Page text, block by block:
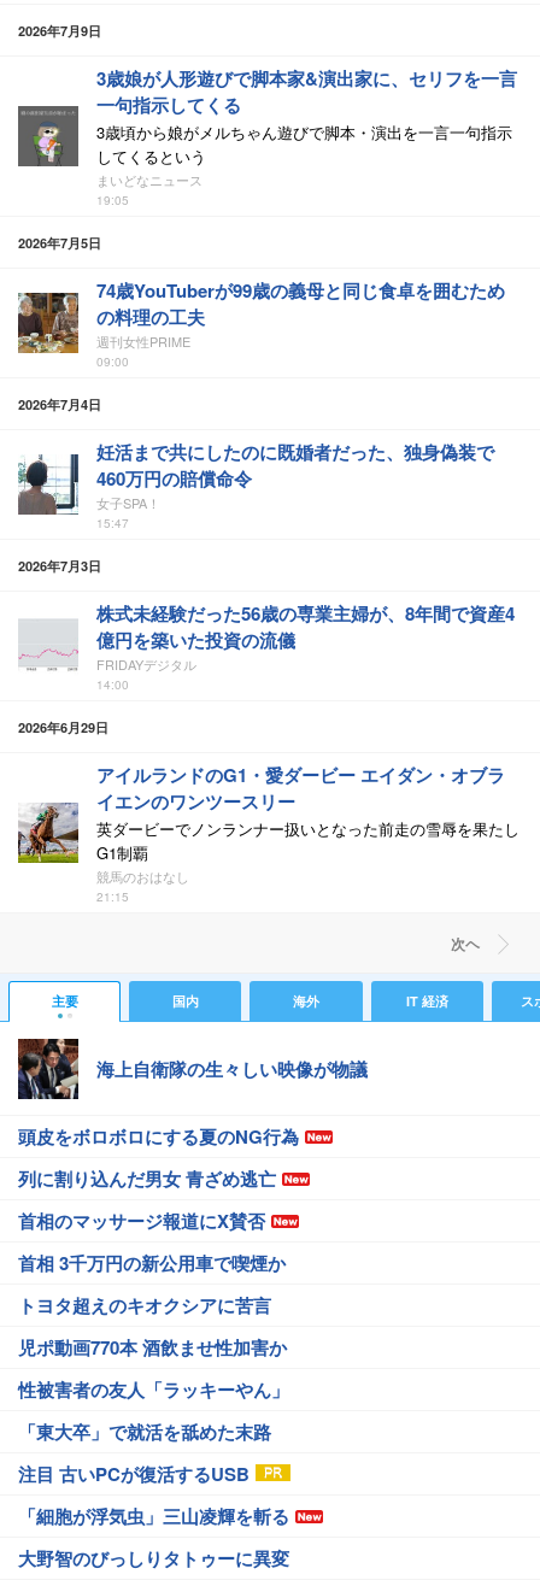
2026年7月9日
3歳娘が人形遊びで脚本家&演出家に、セリフを一言
一句指示してくる
3歳頃から娘がメルちゃん遊びで脚本・演出を一言一句指示
してくるという
まいどなニュース
19:05
2026年7月5日
74歳YouTuberが99歳の義母と同じ食卓を囲むため
の料理の工夫
週刊女性PRIME
09:00
2026年7月4日
妊活まで共にしたのに既婚者だった、独身偽装で
460万円の賠償命令
女子SPA！
15:47
2026年7月3日
株式未経験だった56歳の専業主婦が、8年間で資産4
億円を築いた投資の流儀
FRIDAYデジタル
14:00
2026年6月29日
アイルランドのG1・愛ダービー エイダン・オブラ
イエンのワンツースリー
英ダービーでノンランナー扱いとなった前走の雪辱を果たし
G1制覇
競馬のおはなし
21:15
次ヘ
主要 国内 海外 IT 経済 ス
海上自衛隊の生々しい映像が物議
頭皮をボロボロにする夏のNG行為
列に割り込んだ男女 青ざめ逃亡
首相のマッサージ報道にX賛否
首相 3千万円の新公用車で喫煙か
トヨタ超えのキオクシアに苦言
児ポ動画770本 酒飲ませ性加害か
性被害者の友人「ラッキーやん」
「東大卒」で就活を舐めた末路
注目 古いPCが復活するUSB
「細胞が浮気虫」三山凌輝を斬る
大野智のびっしりタトゥーに異変